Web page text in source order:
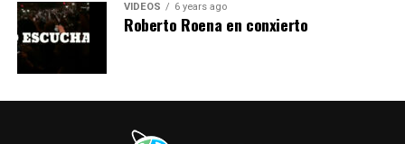
VIDEOS 6 years ago
Roberto Roena en conxierto